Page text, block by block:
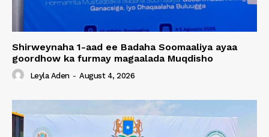
Shirweynaha 1-aad ee Badaha Soomaaliya ayaa
goordhow ka furmay magaalada Muqdisho
Leyla Aden - August 4, 2026